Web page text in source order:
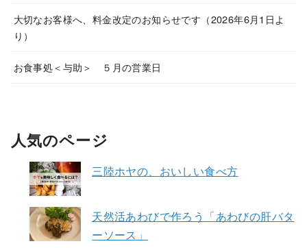
大切なお客様へ、料金改定のお知らせです（2026年6月1日よ
り）
お食事処＜与助＞ ５月の営業日
人気のページ
三陸ホヤの、おいしい食べ方
天然活あわびで作ろう「あわびの肝バタ
ーソース」